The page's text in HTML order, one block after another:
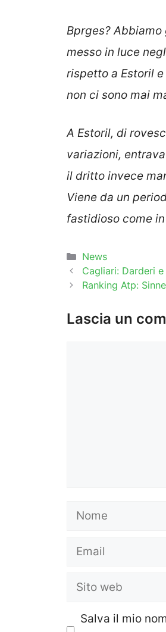
Bprges?
messo in luce
rispetto a Estoril
non ci sono mai
A Estoril, di
variazioni,
il dritto invece
Viene da un
fastidioso come
Categorie
News
Cagliari: Darderi
Ranking Atp:
Lascia un
Nome
Email
Sito
Salva il mio